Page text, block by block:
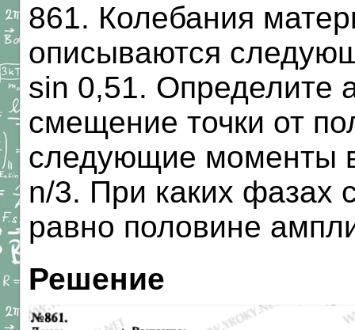
861. Колебания
описываются
sin 0,51. Определите
смещение точки от
следующие моменты
n/3. При каких
равно половине
Решение